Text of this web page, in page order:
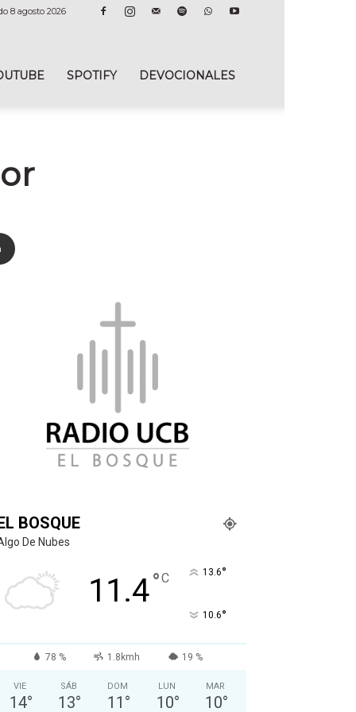
8 agosto 2026
SPOTIFY DEVOCIONALES
BOSQUE
De Nubes
11.4°C 13.6°
10.6°
78 % 1.8kmh 19 %
VIE
14°
SÁB
13°
DOM
11 °
LUN
10°
MAR
10°